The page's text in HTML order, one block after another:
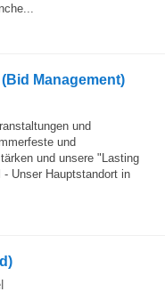
Management)
und
und
und unsere "Lasting
Unser Hauptstandort in